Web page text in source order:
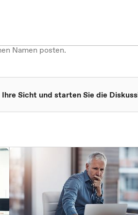
Namen posten.
Sicht und starten Sie die